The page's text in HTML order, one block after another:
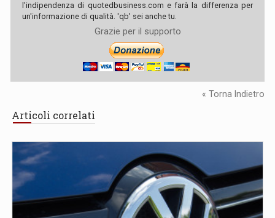
l'indipendenza di quotedbusiness.com e farà la differenza per
un'informazione di qualità. 'qb' sei anche tu.
Grazie per il supporto
« Torna Indietro
Articoli correlati